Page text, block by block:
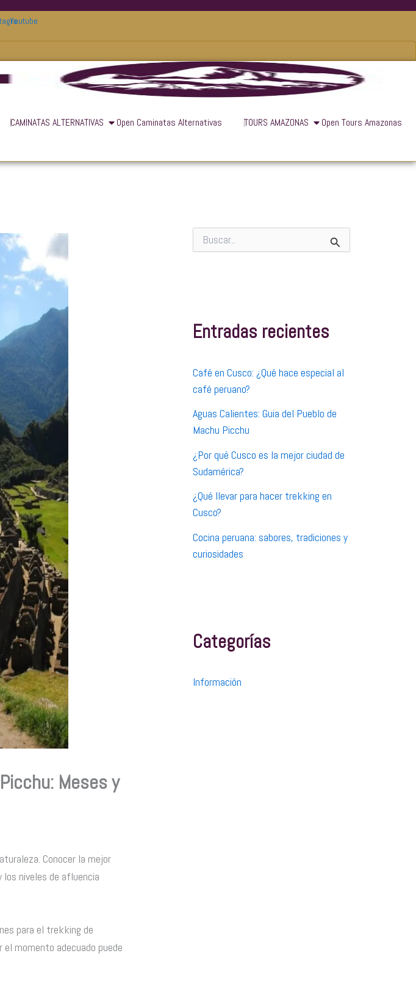
Youtube
CAMINATAS ALTERNATIVAS Open Caminatas Alternativas TOURS AMAZONAS
Open Tours Amazonas
Meses y
Conocer la mejor
los niveles de afluencia
para el trekking de
momento adecuado puede
u
o
rEntradas recientes
Café en Cusco: ¿Qué hace especial al
café peruano?
Aguas Calientes: Guia del Pueblo de
Machu Picchu
¿Por qué Cusco es la mejor ciudad de
Sudamérica?
¿Qué llevar para hacer trekking en
Cusco?
Cocina peruana: sabores, tradiciones y
curiosidades
Categorías
Información